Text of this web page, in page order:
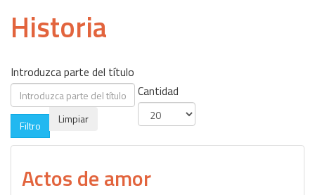
Historia
Introduzca parte del título
Filtro Limpiar
Cantidad
Actos de amor